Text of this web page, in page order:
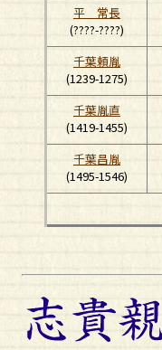
平 常長
(????-????)
千葉頼胤
(1239-1275)
千葉胤直
(1419-1455)
千葉昌胤
(1495-1546)